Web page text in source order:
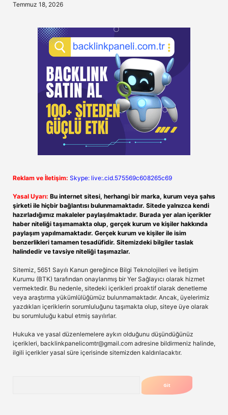
Temmuz 18, 2026
Reklam ve İletişim: Skype: live:.cid.575569c608265c69
Yasal Uyarı: Bu internet sitesi, herhangi bir marka, kurum veya şahıs
şirketi ile hiçbir bağlantısı bulunmamaktadır. Sitede yalnızca kendi
hazırladığımız makaleler paylaşılmaktadır. Burada yer alan içerikler
haber niteliği taşımamakta olup, gerçek kurum ve kişiler hakkında
paylaşım yapılmamaktadır. Gerçek kurum ve kişiler ile isim
benzerlikleri tamamen tesadüfidir. Sitemizdeki bilgiler taslak
halindedir ve tavsiye niteliği taşımazlar.
Sitemiz, 5651 Sayılı Kanun gereğince Bilgi Teknolojileri ve İletişim
Kurumu (BTK) tarafından onaylanmış bir Yer Sağlayıcı olarak hizmet
vermektedir. Bu nedenle, sitedeki içerikleri proaktif olarak denetleme
veya araştırma yükümlülüğümüz bulunmamaktadır. Ancak, üyelerimiz
yazdıkları içeriklerin sorumluluğunu taşımakta olup, siteye üye olarak
bu sorumluluğu kabul etmiş sayılırlar.
Hukuka ve yasal düzenlemelere aykırı olduğunu düşündüğünüz
içerikleri, backlinkpanelicomtr@gmail.com adresine bildirmeniz halinde,
ilgili içerikler yasal süre içerisinde sitemizden kaldırılacaktır.